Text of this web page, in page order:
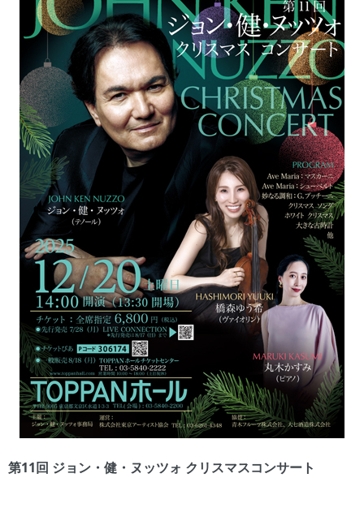
第11回 ジョン・健・ヌッツォ クリスマスコンサート